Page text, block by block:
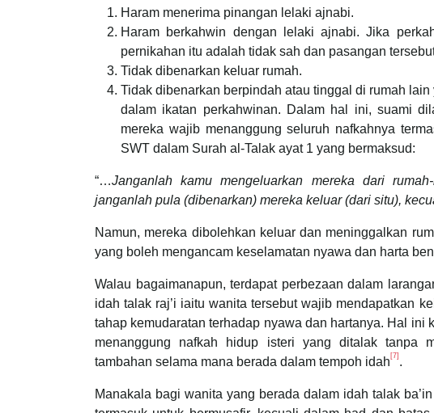
Haram menerima pinangan lelaki ajnabi.
Haram berkahwin dengan lelaki ajnabi. Jika
pernikahan itu adalah tidak sah dan pasangan
Tidak dibenarkan keluar rumah.
Tidak dibenarkan berpindah atau tinggal di rumah
dalam ikatan perkahwinan. Dalam hal ini, suami
mereka wajib menanggung seluruh nafkahnya
SWT dalam Surah al-Talak ayat 1 yang bermaksud:
“…Janganlah kamu mengeluarkan mereka dari
janganlah pula (dibenarkan) mereka keluar (dari situ),
Namun, mereka dibolehkan keluar dan meninggalkan
yang boleh mengancam keselamatan nyawa dan harta
Walau bagaimanapun, terdapat perbezaan dalam
idah talak raj’i iaitu wanita tersebut wajib mendapatkan
tahap kemudaratan terhadap nyawa dan hartanya. Hal
menanggung nafkah hidup isteri yang ditalak tanpa
tambahan selama mana berada dalam tempoh idah [7] .
Manakala bagi wanita yang berada dalam idah talak